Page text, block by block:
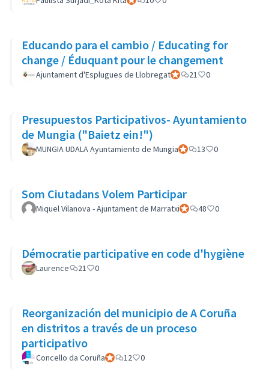
Educando para el cambio / Educating for
change / Éduquant pour le changement
Ajuntament d'Esplugues de LlobregatParticipant officiel
21 0
Presupuestos Participativos- Ayuntamiento
de Mungia ("Baietz ein!")
MUNGIA UDALA Ayuntamiento de MungiaParticipant officiel
13 0
Som Ciutadans Volem Participar
Miquel Vilanova - Ajuntament de MarratxiParticipant officiel
48 0
Démocratie participative en code d'hygiène
Laurence 21 0
Reorganización del municipio de A Coruña
en distritos a través de un proceso
participativo
Concello da CoruñaParticipant officiel
12 0